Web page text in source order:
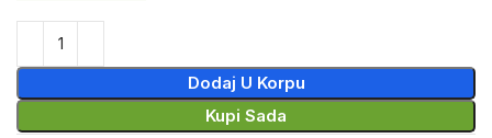
Dodaj U Korpu
Kupi Sada